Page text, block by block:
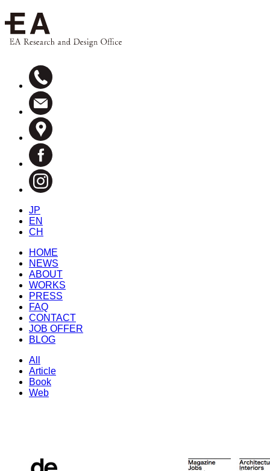
JP
EN
CH
HOME
NEWS
ABOUT
WORKS
PRESS
FAQ
CONTACT
JOB OFFER
BLOG
All
Article
Book
Web